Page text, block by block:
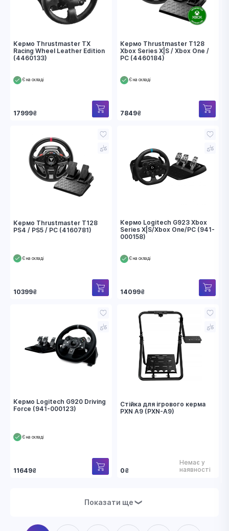
Кермо Thrustmaster TX
Racing Wheel Leather Edition
(4460133)
Є на складі
17999₴
Кермо Thrustmaster T128
Xbox Series X|S / Xbox One /
PC (4460184)
Є на складі
7849₴
Кермо Thrustmaster T128
PS4 / PS5 / PC (4160781)
Є на складі
10399₴
Кермо Logitech G923 Xbox
Series X|S/Xbox One/PC (941-
000158)
Є на складі
14099₴
Кермо Logitech G920 Driving
Force (941-000123)
Є на складі
11649₴
Стійка для ігрового керма
PXN A9 (PXN-A9)
0₴
Немає у
наявності
Показати ще ❯